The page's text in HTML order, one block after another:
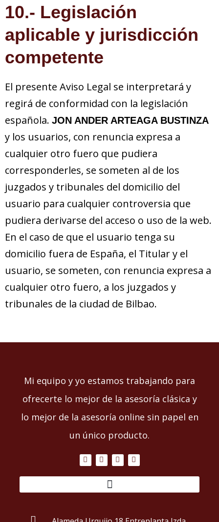
10.- Legislación
aplicable y jurisdicción
competente
El presente Aviso Legal se interpretará y
regirá de conformidad con la legislación
española. JON ANDER ARTEAGA BUSTINZA
y los usuarios, con renuncia expresa a
cualquier otro fuero que pudiera
corresponderles, se someten al de los
juzgados y tribunales del domicilio del
usuario para cualquier controversia que
pudiera derivarse del acceso o uso de la web.
En el caso de que el usuario tenga su
domicilio fuera de España, el Titular y el
usuario, se someten, con renuncia expresa a
cualquier otro fuero, a los juzgados y
tribunales de la ciudad de Bilbao.
Mi equipo y yo estamos trabajando para
ofrecerte lo mejor de la asesoría clásica y
lo mejor de la asesoría online sin papel en
un único producto.
F
a
e
o
-
L
i
k
d
T
w
t
e
P
l
y